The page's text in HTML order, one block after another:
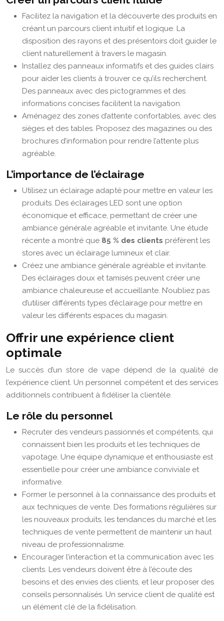
Facilitez la navigation et la découverte des produits en
créant un parcours client intuitif et logique. La
disposition des rayons et des présentoirs doit guider le
client naturellement à travers le magasin.
Installez des panneaux informatifs et des guides clairs
pour aider les clients à trouver ce qu’ils recherchent.
Des panneaux avec des pictogrammes et des
informations concises facilitent la navigation.
Aménagez des zones d’attente confortables, avec des
sièges et des tables. Proposez des magazines ou des
brochures d’information pour rendre l’attente plus
agréable.
L’importance de l’éclairage
Utilisez un éclairage adapté pour mettre en valeur les
produits. Des éclairages LED sont une option
économique et efficace, permettant de créer une
ambiance générale agréable et invitante. Une étude
récente a montré que 85 % des clients préfèrent les
stores avec un éclairage lumineux et clair.
Créez une ambiance générale agréable et invitante.
Des éclairages doux et tamisés peuvent créer une
ambiance chaleureuse et accueillante. N’oubliez pas
d’utiliser différents types d’éclairage pour mettre en
valeur les différents espaces du magasin.
Offrir une expérience client
optimale
Le succès d’un store de vape dépend de la qualité de
l’expérience client. Un personnel compétent et des services
additionnels contribuent à fidéliser la clientèle.
Le rôle du personnel
Recruter des vendeurs passionnés et compétents, qui
connaissent bien les produits et les techniques de
vapotage. Une équipe dynamique et enthousiaste est
essentielle pour créer une ambiance conviviale et
informative.
Former le personnel à la connaissance des produits et
aux techniques de vente. Des formations régulières sur
les nouveaux produits, les tendances du marché et les
techniques de vente permettent de maintenir un haut
niveau de professionnalisme.
Encourager l’interaction et la communication avec les
clients. Les vendeurs doivent être à l’écoute des
besoins et des envies des clients, et leur proposer des
conseils personnalisés. Un service client de qualité est
un élément clé de la fidélisation.